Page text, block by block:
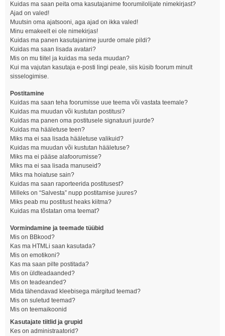
Kuidas ma saan peita oma kasutajanime foorumilolijate nimekirjast?
Ajad on valed!
Muutsin oma ajatsooni, aga ajad on ikka valed!
Minu emakeelt ei ole nimekirjas!
Kuidas ma panen kasutajanime juurde omale pildi?
Kuidas ma saan lisada avatari?
Mis on mu tiitel ja kuidas ma seda muudan?
Kui ma vajutan kasutaja e-posti lingi peale, siis küsib foorum minult
sisselogimise.
Postitamine
Kuidas ma saan teha foorumisse uue teema või vastata teemale?
Kuidas ma muudan või kustutan postitusi?
Kuidas ma panen oma postitusele signatuuri juurde?
Kuidas ma hääletuse teen?
Miks ma ei saa lisada hääletuse valikuid?
Kuidas ma muudan või kustutan hääletuse?
Miks ma ei pääse alafoorumisse?
Miks ma ei saa lisada manuseid?
Miks ma hoiatuse sain?
Kuidas ma saan raporteerida postitusest?
Milleks on “Salvesta” nupp postitamise juures?
Miks peab mu postitust heaks kiitma?
Kuidas ma tõstatan oma teemat?
Vormindamine ja teemade tüübid
Mis on BBkood?
Kas ma HTMLi saan kasutada?
Mis on emotikoni?
Kas ma saan pilte postitada?
Mis on üldteadaanded?
Mis on teadeanded?
Mida tähendavad kleebisega märgitud teemad?
Mis on suletud teemad?
Mis on teemaikoonid
Kasutajate tiitlid ja grupid
Kes on administraatorid?